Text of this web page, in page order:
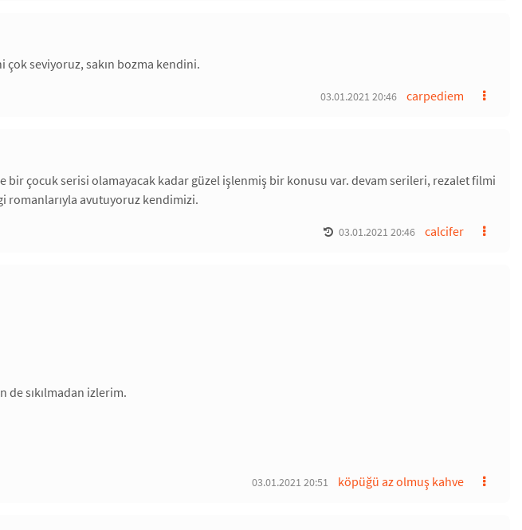
seviyoruz, sakın bozma kendini.
carpediem
03.01.2021 20:46
bir çocuk serisi olamayacak kadar güzel işlenmiş bir konusu var. devam serileri, rezalet filmi
romanlarıyla avutuyoruz kendimizi.
calcifer
03.01.2021 20:46
de sıkılmadan izlerim.
köpüğü az olmuş kahve
03.01.2021 20:51